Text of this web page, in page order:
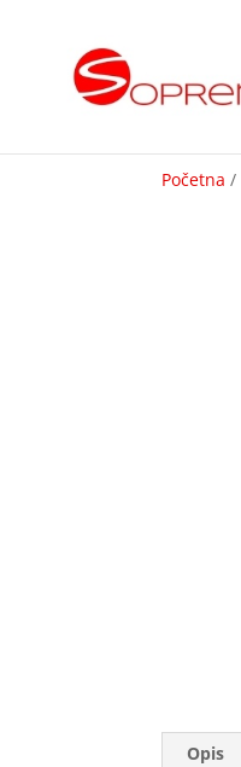
Početna /
Opis